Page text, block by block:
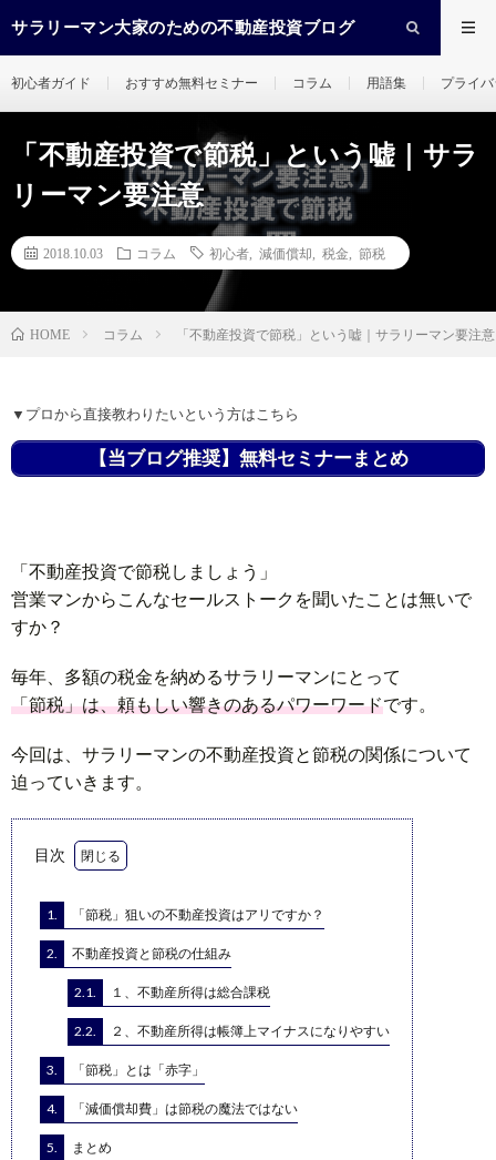
サラリーマン大家のための不動産投資ブログ
初心者ガイド おすすめ無料セミナー コラム 用語集 プライ
「不動産投資で節税」という嘘｜サラ
リーマン要注意
2018.10.03 コラム 初心者 減価償却 税金 節税
HOME コラム 「不動産投資で節税」という嘘｜サラリーマン要注意
▼プロから直接教わりたいという方はこちら
【当ブログ推奨】無料セミナーまとめ
「不動産投資で節税しましょう」
営業マンからこんなセールストークを聞いたことは無いで
すか？
毎年、多額の税金を納めるサラリーマンにとって
「節税」は、頼もしい響きのあるパワーワードです。
今回は、サラリーマンの不動産投資と節税の関係について
迫っていきます。
目次
1. 「節税」狙いの不動産投資はアリですか？
2. 不動産投資と節税の仕組み
2.1. １、不動産所得は総合課税
2.2. ２、不動産所得は帳簿上マイナスになりやすい
3. 「節税」とは「赤字」
4. 「減価償却費」は節税の魔法ではない
5. まとめ